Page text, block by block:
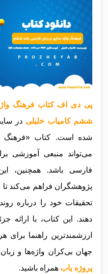
پی دی اف کتاب فرهنگ
ششم کامیاب خلیلی در
شده است. کتاب «فرهنگ
می‌تواند منبعی آموزشی
فارسی باشد. همچنین،
پژوهشگران فراهم می‌کند تا
تحقیقات خود را درباره
دهند. این کتاب، با ارائه
ارزشمندترین راهنما
جهان بی‌کران واژه‌ها و
پروژه یاب همراه باشید.